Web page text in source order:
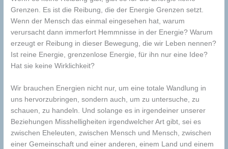
Grenzen. Es ist die Reibung, die der Energie Grenzen setzt.
Wenn der Mensch das einmal eingesehen hat, warum
verursacht dann immerfort Hemmnisse in der Energie? Warum
erzeugt er Reibung in dieser Bewegung, die wir Leben nennen?
Ist reine Energie, grenzenlose Energie, für ihn nur eine Idee?
Hat sie keine Wirklichkeit?
Wir brauchen Energien nicht nur, um eine totale Wandlung in
uns hervorzubringen, sondern auch, um zu untersuche, zu
schauen, zu handeln. Und solange es in irgendeiner unserer
Beziehungen Misshelligheiten irgendwelcher Art gibt, sei es
zwischen Eheleuten, zwischen Mensch und Mensch, zwischen
einer Gemeinschaft und einer anderen, einem Land und einem